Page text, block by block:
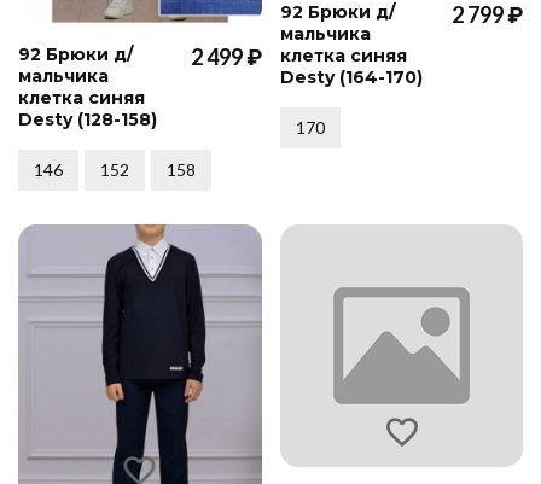
92 Брюки д/
мальчика
клетка синяя
Desty (128-158)
2 499 ₽
146 152 158
92 Брюки д/
мальчика
клетка синяя
Desty (164-170)
2 799 ₽
170